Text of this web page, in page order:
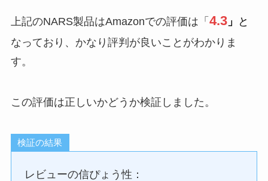
上記のNARS製品はAmazonでの評価は「 4.3」
と
なっており、かなり評判が良いことがわかりま
す。
この評価は正しいかどうか検証しました。
検証の結果
レビューの信ぴょう性：